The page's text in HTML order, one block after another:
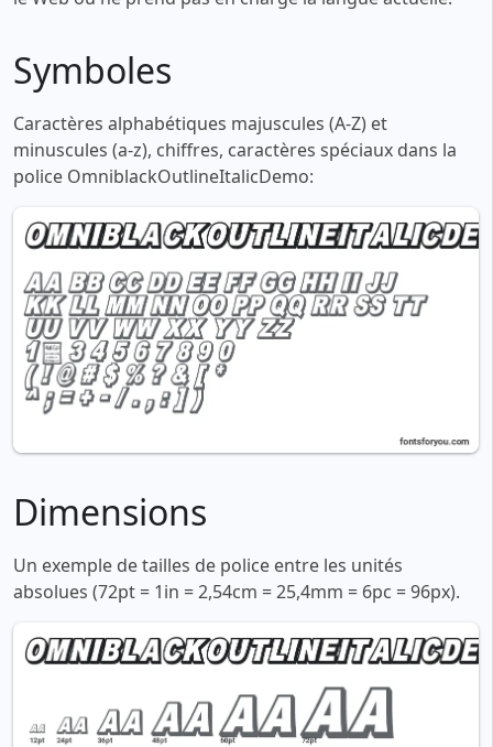
Symboles
Caractères alphabétiques majuscules (A-Z) et
minuscules (a-z), chiffres, caractères spéciaux dans la
police OmniblackOutlineItalicDemo:
Dimensions
Un exemple de tailles de police entre les unités
absolues (72pt = 1in = 2,54cm = 25,4mm = 6pc = 96px).